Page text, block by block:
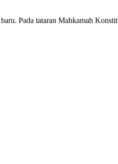
Pada tataran Mahkamah